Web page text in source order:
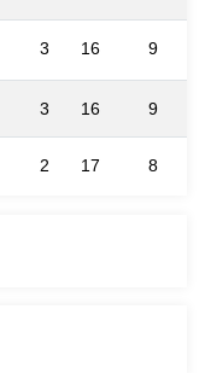
3 16 9
3 16 9
2 17 8